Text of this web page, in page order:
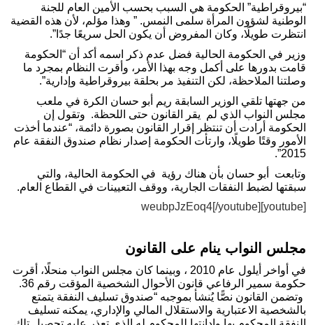
“بيروقراطية” الحكومة هي السبب بحسب الأمين العام للجنة
الوطنية لشؤون المرأة سلمى النمس. ” وهذا مؤلم، لأن هذه القضية
انتظرت طويلًا، وكان المفروض أن يكون الحل سريعًا جدًا”.
وزير في الحكومة الحالية فضل عدم ذكر اسمه أكد أن “الحكومة
قامت بدورها على أكمل وجه بهذا الأمر، وأقرت النظام بمجرد ما
وصلتنا الملاحظة، لكن التنفيذ مر بحلقة بيروقراطية وإدارية”.
من جهتها تلقي الوزير السابقة ريم أبو حسان الكرة في ملعب
مجلس النواب الذي لم يقر القانون حتى اللحظة. وتقول إن
الحكومة أرادت أن تنتظر إقرار القانون بصورة دائمة، “عندما أخذت
الأمور وقتًا طويلًا، وارتأت الحكومة إصدار نظام صندوق النفقة عام
2015”.
وتابعت أبو حسان بأن هناك رؤية في الحكومة الحالية، والتي
سبقتها لضبط النفقات الجارية، ووقف التعيينات في القطاع العام.
[youtube]weubpJzEoq4[/youtube]
مجلس النواب ينام على القانون
في أواخر أيلول عام 2010 ، وبينما كان مجلس النواب منحلًا، أقرت
حكومة سمير الرفاعي قانون الأحوال الشخصية المؤقت رقم 36.
وتضمن القانون نصًّا يُنشأ بموجبه “صندوق تسليف النفقة يتمتع
بالشخصية الاعتبارية والاستقلال المالي والإداري، يمكنه تسليف